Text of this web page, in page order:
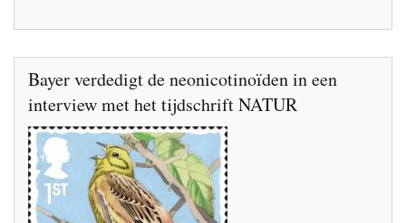
Selva
Bayer verdedigt de neonicotinoïden in een
interview met het tijdschrift NATUR